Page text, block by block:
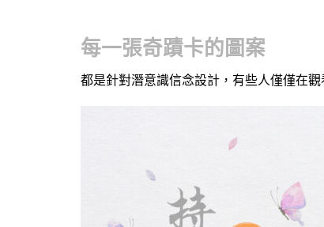
每一張奇蹟卡的圖案
都是針對潛意識信念設計，有些人僅僅在